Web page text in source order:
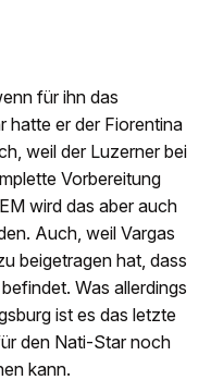
für ihn das
hatte er der Fiorentina
weil der Luzerner bei
Vorbereitung
wird das aber auch
Auch, weil Vargas
beigetragen hat, dass
Was allerdings
ist es das letzte
den Nati-Star noch
kann.